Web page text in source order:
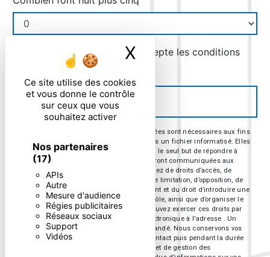
Ce site utilise des cookies
et vous donne le contrôle
sur ceux que vous
souhaitez activer
Nos partenaires
(17)
APIs
Autre
Mesure d'audience
Régies publicitaires
Réseaux sociaux
Support
Vidéos
X Masquer le
En cochant cette case, j'accepte les conditions
particulières ci-dessous **
ENVOYER
** Les données personnelles communiquées sont nécessaires aux fins
de vous contacter et sont enregistrées dans un fichier informatisé. Elles
sont destinées à et ses sous-traitants dans le seul but de répondre à
votre message. Les données collectées seront communiquées aux
seuls destinataires suivants: . Vous disposez de droits d’accès, de
rectification, d’effacement, de portabilité, de limitation, d’opposition, de
retrait de votre consentement à tout moment et du droit d’introduire une
réclamation auprès d’une autorité de contrôle, ainsi que d’organiser le
sort de vos données post-mortem. Vous pouvez exercer ces droits par
voie postale à l'adresse ou par courrier électronique à l'adresse . Un
justificatif d'identité pourra vous être demandé. Nous conservons vos
données pendant la période de prise de contact puis pendant la durée
de prescription légale aux fins probatoires et de gestion des